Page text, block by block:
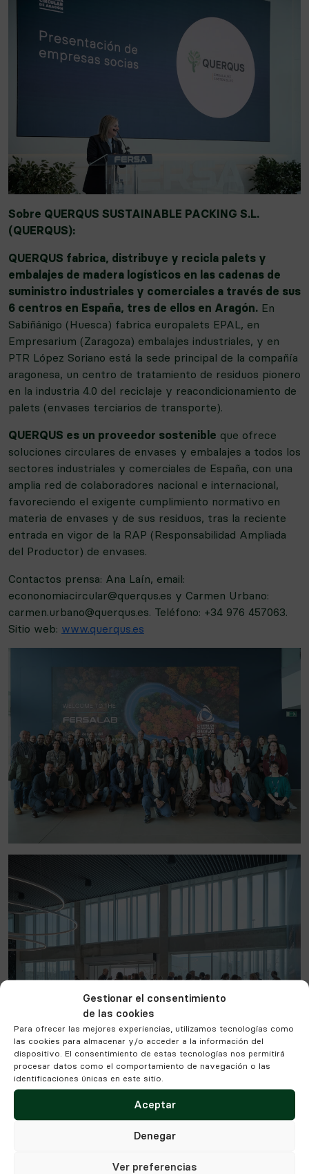
Gestionar el consentimiento
de las cookies
Para ofrecer las mejores experiencias, utilizamos tecnologías como
las cookies para almacenar y/o acceder a la información del
dispositivo. El consentimiento de estas tecnologías nos permitirá
procesar datos como el comportamiento de navegación o las
identificaciones únicas en este sitio.
Aceptar
Denegar
Ver preferencias
Sobre QUERQUS SUSTAINABLE PACKING S.L.
(QUERQUS):
QUERQUS fabrica, distribuye y recicla palets y
embalajes de madera logísticos en las cadenas de
suministro industriales y comerciales a través de sus
6 centros en España, tres de ellos en Aragón. En
Sabiñánigo (Huesca) fabrica europalets EPAL, en
Empresarium (Zaragoza) embalajes industriales, y en
PTR López Soriano está la sede principal de la compañía
aragonesa, un centro de tratamiento de residuos pionero
en la industria 4.0 del reciclaje y reacondicionamiento de
palets (envases terciarios de transporte).
QUERQUS es un proveedor sostenible que ofrece
soluciones circulares de envases y embalajes a todos los
sectores industriales y comerciales de España, con una
amplia red de colaboradores nacional e internacional,
favoreciendo el exigente cumplimiento normativo en
materia de envases y de sus residuos, tras la reciente
entrada en vigor de la RAP (Responsabilidad Ampliada
del Productor) de envases.
Contactos prensa: Ana Laín, email:
econonomiacircular@querqus.es y Carmen Urbano:
carmen.urbano@querqus.es. Teléfono: +34 976 457063.
Sitio web: www.querqus.es